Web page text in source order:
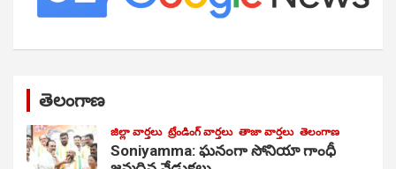
తెలంగాణ
జిల్లా వార్తలు ట్రేండింగ్ వార్తలు తాజా వార్తలు తెలంగాణ
Soniyamma: ఘ‌నంగా సోనియా గాంధీ